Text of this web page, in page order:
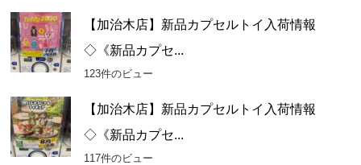
【加治木店】新品カプセルトイ入荷情報
◇《新品カプセ...
123件のビュー
【加治木店】新品カプセルトイ入荷情報
◇《新品カプセ...
117件のビュー